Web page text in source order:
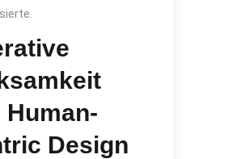
Human-
Design